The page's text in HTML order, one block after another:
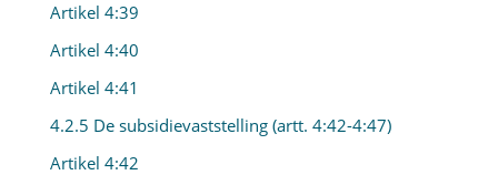
Artikel 4:39
Artikel 4:40
Artikel 4:41
4.2.5 De subsidievaststelling (artt. 4:42-4:47)
Artikel 4:42